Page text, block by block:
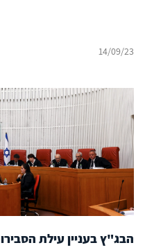
14/09/23
הבג"ץ בעניין עילת